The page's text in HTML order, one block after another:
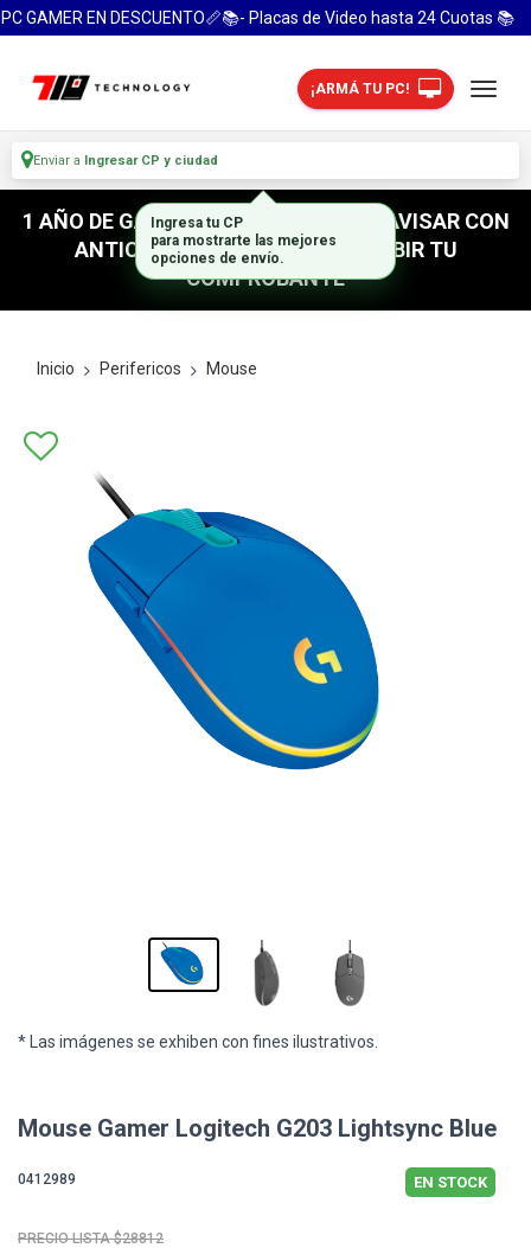
GAMER EN DESCUENTO📏📚- Placas de Video hasta 24 Cuotas 📚
¡ARMÁ TU PC!
Enviar a Ingresar CP y ciudad
1 AÑO DE GARANTIA! / PARA RETIRO AVISAR CON
ANTICIPACION / NO OLVIDES SUBIR TU
COMPROBANTE
Inicio Perifericos Mouse
* Las imágenes se exhiben con fines ilustrativos.
Mouse Gamer Logitech G203 Lightsync Blue
0412989 EN STOCK
$28812
Ingresa tu CP
para mostrarte las mejores
opciones de envío.